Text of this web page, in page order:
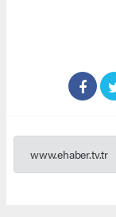
www.ehaber.tv.tr